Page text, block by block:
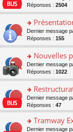
u
c
e
nt
e
n
lu
le
pl
u
s
ré
nt
s
s
a
g
e
n
lu
le
pl
u
s
ré
c
nt
ult
er
le
m
e
s
s
a
g
e
n
o
n
lu
le
pl
u
s
Réponses : 2504
o
n
s
ult
er
le
m
e
s
s
a
g
e
n
Dernier message
Réponses : 155
o
n
s
ult
er
le
m
s
s
Nouvelles
Dernier message
Réponses : 1022
o
n
s
ult
er
Dernier message
Réponses : 47
o
Tramway
Dernier message